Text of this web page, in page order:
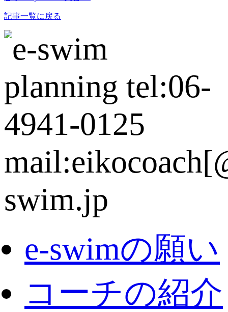
記事一覧に戻る
e-swimの願い
コーチの紹介